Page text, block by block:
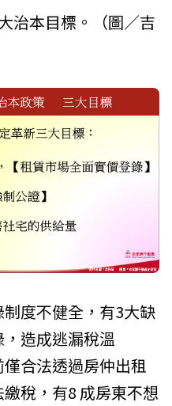
治本目標。（圖／吉
度不健全，有3大缺
造成逃漏稅溫
合法透過房仲出租
稅，有8 成房東不想